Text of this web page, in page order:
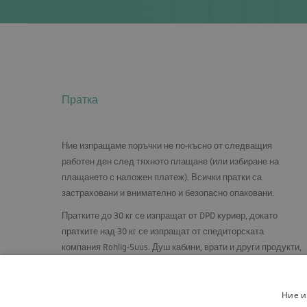
Пратка
Ние изпращаме поръчки не по-късно от следващия
работен ден след тяхното плащане (или избиране на
плащането с наложен платеж). Всички пратки са
застраховани и внимателно и безопасно опаковани.
Пратките до 30 кг се изпращат от DPD куриер, докато
пратките над 30 кг се изпращат от спедиторската
компания Rohlig-Suus. Душ кабини, врати и други продукти,
Ние